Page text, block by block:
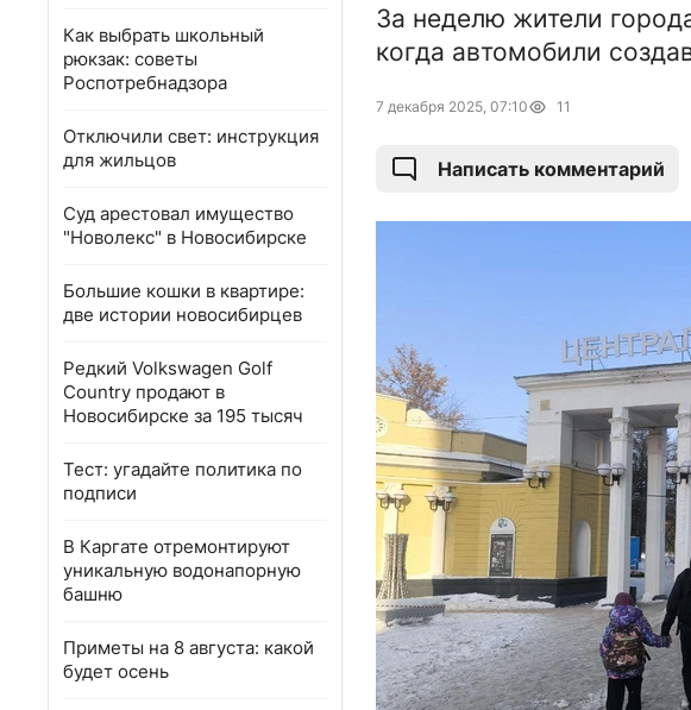
Как выбрать школьный
рюкзак: советы
Роспотребнадзора
Отключили свет: инструкция
для жильцов
Суд арестовал имущество
"Новолекс" в Новосибирске
Большие кошки в квартире:
две истории новосибирцев
Редкий Volkswagen Golf
Country продают в
Новосибирске за 195 тысяч
Тест: угадайте политика по
подписи
В Каргате отремонтируют
уникальную водонапорную
башню
Приметы на 8 августа: какой
будет осень
За неделю жители
когда автомобили
7 декабря 2025, 07:10 11
Написать комментарий